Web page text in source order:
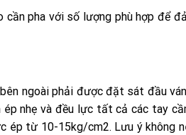
pha với số lượng phù hợp để
ngoài phải được đặt sát đầu
nhẹ và đều lực tất cả các tay
ép từ 10-15kg/cm2. Lưu ý không